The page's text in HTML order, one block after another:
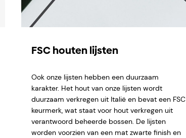
FSC houten lijsten
Ook onze lijsten hebben een duurzaam
karakter. Het hout van onze lijsten wordt
duurzaam verkregen uit Italië en bevat een FSC
keurmerk, wat staat voor hout verkregen uit
verantwoord beheerde bossen. De lijsten
worden voorzien van een mat zwarte finish en